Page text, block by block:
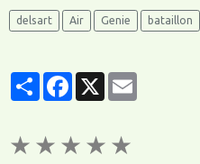
delsart Air Genie bataillon
PartagerFacebook
★ ★ ★ ★ ★